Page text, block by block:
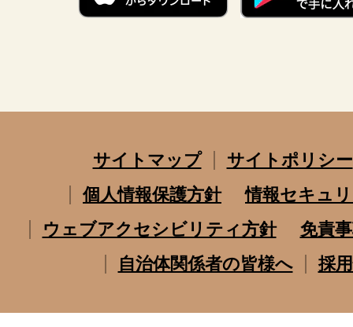
サイトマップ
サイトポリシー
個人情報保護方針
情報セキュ
ウェブアクセシビリティ方針
免責
自治体関係者の皆様へ
採